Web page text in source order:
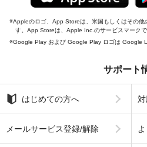
Appleのロゴ、App Storeは、米国もしくはその
す。App Storeは、Apple Inc.のサービスマークで
Google Play および Google Play ロゴは Google
サポート
はじめての方へ
メールサービス登録/解除